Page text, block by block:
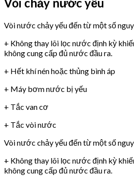
Vòi nước chảy yếu đến từ một số
+ Không thay lõi lọc nước định kỳ
không cung cấp đủ nước đầu ra.
+ Hết khí nén hoặc thủng bình áp
+ Máy bơm nước bị yếu
+ Tắc van cơ
+ Tắc vòi nước
Vòi nước chảy yếu đến từ một số
+ Không thay lõi lọc nước định kỳ
không cung cấp đủ nước đầu ra.